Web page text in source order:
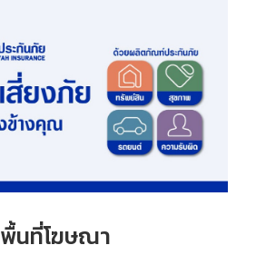
พื้นที่โฆษณา